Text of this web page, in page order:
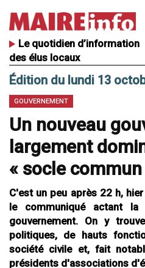
Le quotidien d’information
des élus locaux
Édition du lundi 13
GOUVERNEMENT
Un nouveau
largement
« socle commun
C'est un peu après 22 h,
le communiqué actant la
gouvernement. On y
politiques, de hauts
société civile et, fait
présidents d'associations